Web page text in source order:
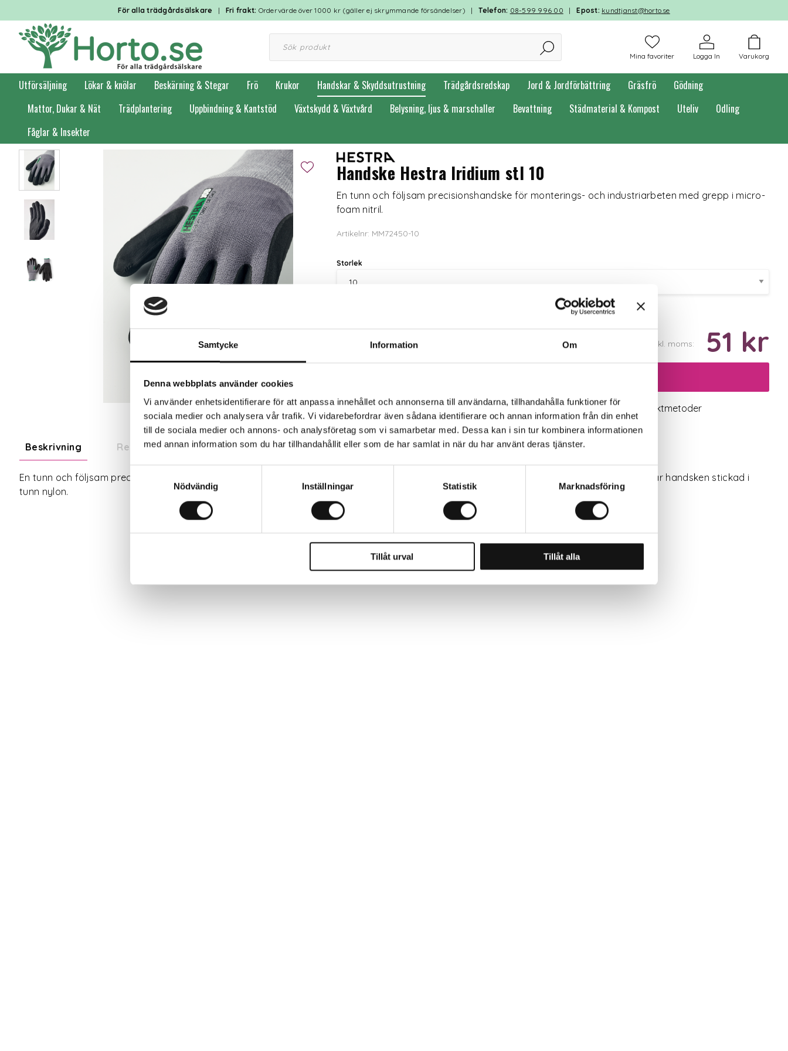
Samtycke Information Om
Denna webbplats använder cookies
Vi använder enhetsidentifierare för att anpassa innehållet och annonserna till användarna, tillhandahålla funktioner för
sociala medier och analysera vår trafik. Vi vidarebefordrar även sådana identifierare och annan information från din enhet
till de sociala medier och annons- och analysföretag som vi samarbetar med. Dessa kan i sin tur kombinera informationen
med annan information som du har tillhandahållit eller som de har samlat in när du har använt deras tjänster.
Nödvändig
Inställningar Statistik Marknadsföring
Tillåt urval Tillåt alla
För alla trädgårdsälskare | Fri frakt: Ordervärde över 1000 kr (gäller ej skrymmande försändelser) |Telefon: 08-599 996 00 |Epost: kundtjanst@horto.se
Varukorg
Logga In
Mina favoriter
Utförsäljning Lökar & knölar Beskärning & Stegar Frö Krukor Handskar & Skyddsutrustning Trädgårdsredskap Jord & Jordförbättring Gräsfrö
Gödning
Mattor, Dukar & Nät
Trädplantering Uppbindning & Kantstöd Växtskydd & Växtvård Belysning, ljus & marschaller Bevattning Städmaterial & Kompost Uteliv
Odling
Fåglar & Insekter
Förstasidan Handskar & Skyddsutrustning
Handske Hestra Iridium stl 10
En tunn och följsam precisionshandske för monterings- och industriarbeten med grepp i micro-
foam nitril.
Artikelnr: MM72450-10
Storlek
Finns i lager (20+ st) Inkl. moms: 51 kr
Trygg betalning Ekologiskt utbud Valbara fraktmetoder
Beskrivning Recensioner
En tunn och följsam precisionshandske för monterings- och industriarbeten med grepp i micro-foam nitril. För att sitta bra och vara bekväm är handsken stickad i
tunn nylon.